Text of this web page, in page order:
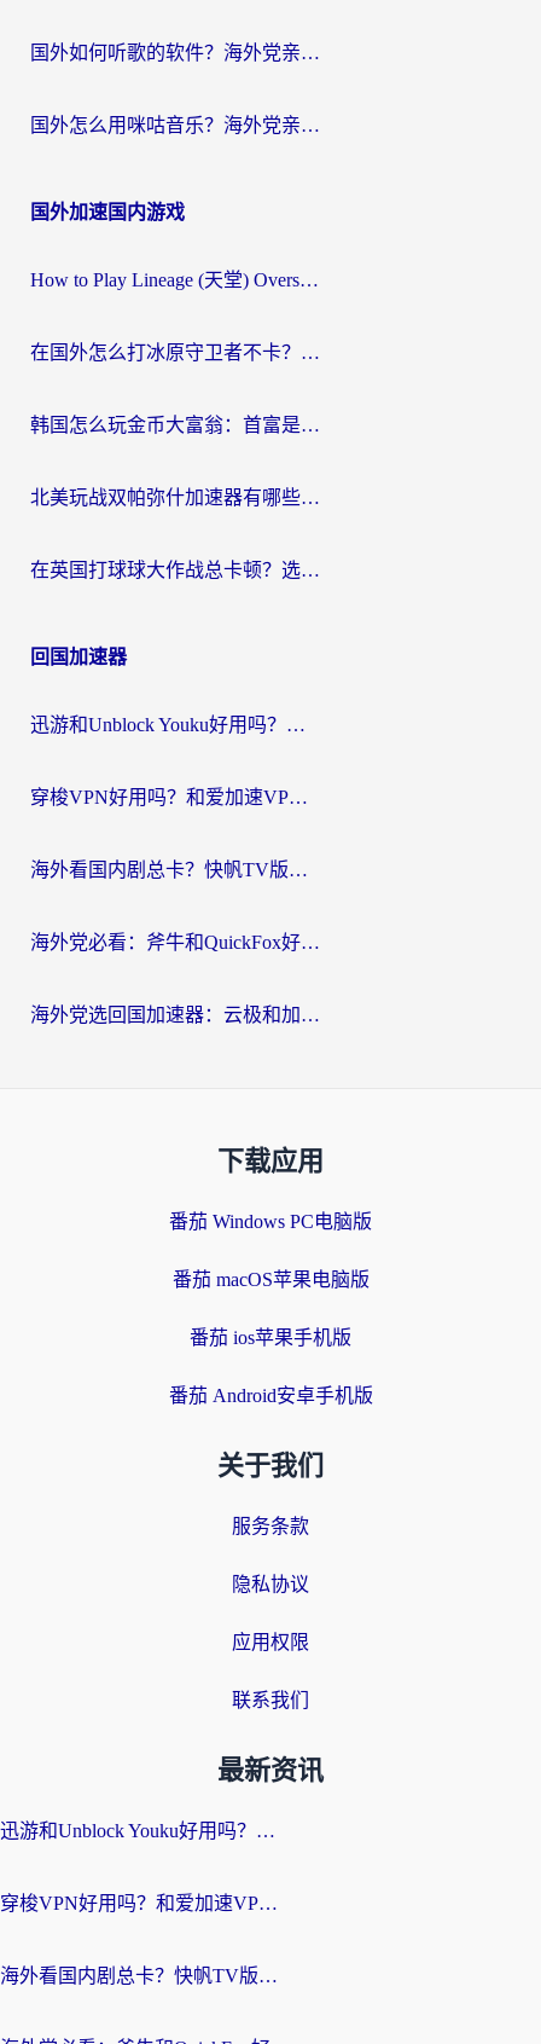
国外如何听歌的软件？海外党亲测有效的回国加速器指南
国外怎么用咪咕音乐？海外党亲测有效的听歌自由指南
国外加速国内游戏
How to Play Lineage (天堂) Overseas? The Ultimate Guide to Choosing the Best Chinese Server Game Accelerator (在国外打天堂加速器)
在国外怎么打冰原守卫者不卡？留学生亲测的国服游戏加速指南
韩国怎么玩金币大富翁：首富是谁？海外党国服游戏加速全攻略
北美玩战双帕弥什加速器有哪些？海外党亲测好用的国服加速指南
在英国打球球大作战总卡顿？选对加速器让你告别延迟（附实测攻略）
回国加速器
迅游和Unblock Youku好用吗？海外党亲测：3个维度教你选对回国加速器
穿梭VPN好用吗？和爱加速VPN对比哪个回国效果更好？海外党必看的实用指南
海外看国内剧总卡？快帆TV版VPN好用吗？和海牛VPN对比哪个回国效果更好？
海外党必看：斧牛和QuickFox好用吗？3步选对回国加速器，无缝刷国内剧玩游戏
海外党选回国加速器：云极和加速喵哪个好？附3款热门工具实测对比
下载应用
番茄 Windows PC电脑版
番茄 macOS苹果电脑版
番茄 ios苹果手机版
番茄 Android安卓手机版
关于我们
服务条款
隐私协议
应用权限
联系我们
最新资讯
迅游和Unblock Youku好用吗？海外党亲测：3个维度教你选对回国加速器
穿梭VPN好用吗？和爱加速VPN对比哪个回国效果更好？海外党必看的实用指南
海外看国内剧总卡？快帆TV版VPN好用吗？和海牛VPN对比哪个回国效果更好？